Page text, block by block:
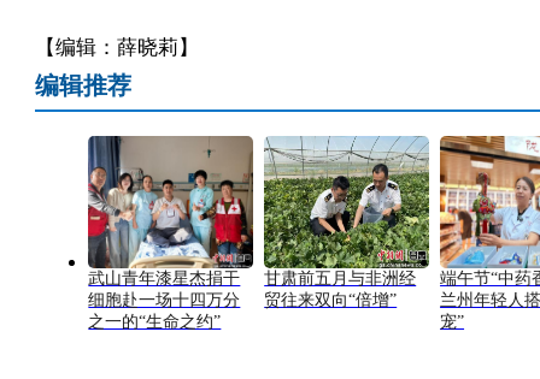
【编辑：薛晓莉】
编辑推荐
武山青年漆星杰捐干
细胞赴一场十四万分
之一的“生命之约”
甘肃前五月与非洲经
贸往来双向“倍增”
端午节“中药
兰州年轻人
宠”